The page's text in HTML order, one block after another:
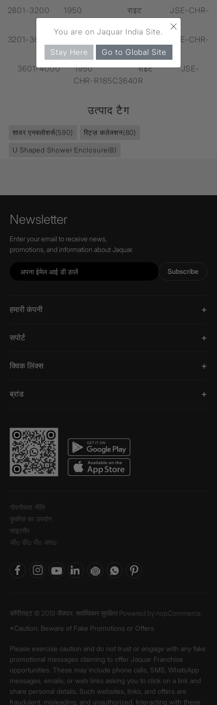
2801-3200 1950 राइट JSE-CHR-
3201-3600 1950 राइट JSE-CHR-
R185C3236R
3601-4000 1950 राइट JSE-
CHR-R185C3640R
उत्पाद टैग
शावर एनक्लोशर्स(590) रिट्ज़ कलेक्शन(80)
U Shaped Shower Enclosure(8)
Newsletter
Enter your email to receive news,
promotions, and information about Jaquar.
Subscribe
हमारी कंपनी
सपोर्ट
क्विक लिंक्स
ब्रांड
गोपनीयता नीति
कुकीज़ का उपयोग
साइटमैप
जीo डीo पीo आरo
कॉपीराइट © 2019 जैक्वार, सर्वाधिकार सुरक्षित Powered by nopCommerce.
*Caution: Beware of Fake Promotions or Offers
Please exercise caution and do not trust or engage with any fake
promotional messages claiming to offer Jaquar Franchise
opportunities. These may include phone calls, SMS, WhatsApp
messages, emails, or web links asking you to click on a link and
share personal details. Such websites, links, and offers are
fraudulent, misleading, and unauthorized. Interacting with these
×
You are on Jaquar India Site.
Stay Here Go to Global Site